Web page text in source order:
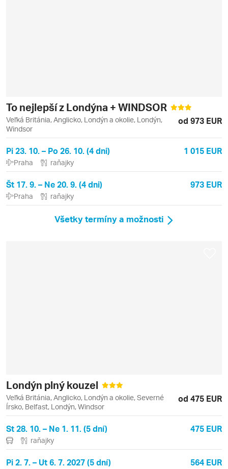
To nejlepší z Londýna + WINDSOR
Veľká Británia, Anglicko, Londýn a okolie, Londýn,
Windsor
od 973 EUR
Pi 23. 10. – Po 26. 10. (4 dni) 1 015 EUR
Praha raňajky
Št 17. 9. – Ne 20. 9. (4 dni) 973 EUR
Praha raňajky
Všetky termíny a možnosti
Londýn plný kouzel
Veľká Británia, Anglicko, Londýn a okolie, Severné
Írsko, Belfast, Londýn, Windsor
od 475 EUR
St 28. 10. – Ne 1. 11. (5 dní) 475 EUR
raňajky
Pi 2. 7. – Ut 6. 7. 2027 (5 dní) 564 EUR